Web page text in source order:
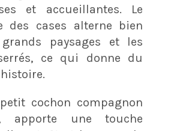
et accueillantes. Le
des cases alterne bien
paysages et les
ce qui donne du
cochon compagnon
apporte une touche